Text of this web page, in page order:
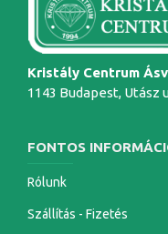
Kristály Centrum
1143 Budapest, Utász
FONTOS
Rólunk
Szállítás - Fizetés